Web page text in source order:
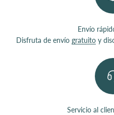
Envío
Disfruta de envío gratuito y
Servicio al